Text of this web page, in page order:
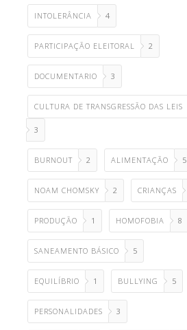
INTOLERÂNCIA 4
PARTICIPAÇÃO ELEITORAL 2
DOCUMENTARIO 3
CULTURA DE TRANSGRESSÃO DAS LEIS
3
BURNOUT 2 ALIMENTAÇÃO 5
NOAM CHOMSKY 2 CRIANÇAS
PRODUÇÃO 1 HOMOFOBIA 8
SANEAMENTO BÁSICO 5
EQUILÍBRIO 1 BULLYING 5
PERSONALIDADES 3